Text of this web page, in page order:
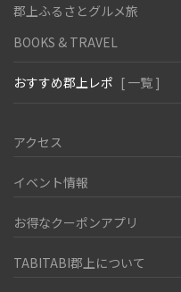
郡上ふるさとグルメ旅
BOOKS & TRAVEL
おすすめ郡上レポ [ 一覧 ]
アクセス
イベント情報
お得なクーポンアプリ
TABITABI郡上について